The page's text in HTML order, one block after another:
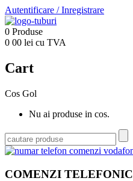
Autentificare /Inregistrare
0 Produse
0 00 lei cu TVA
Cart
Cos Gol
Nu ai produse in cos.
COMENZI